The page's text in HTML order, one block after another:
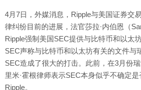
4月7日，外媒消息，Ripple与美国证券交
律纠纷目前的进展，法官莎拉·内伯恩（
Ripple强制美国SEC提供与比特币和以太
SEC声称与比特币和以太坊有关的文件与
SEC造成了很大的打击。此前，在3月份
里米·霍根律师表示SEC本身似乎不确定
Ripple。